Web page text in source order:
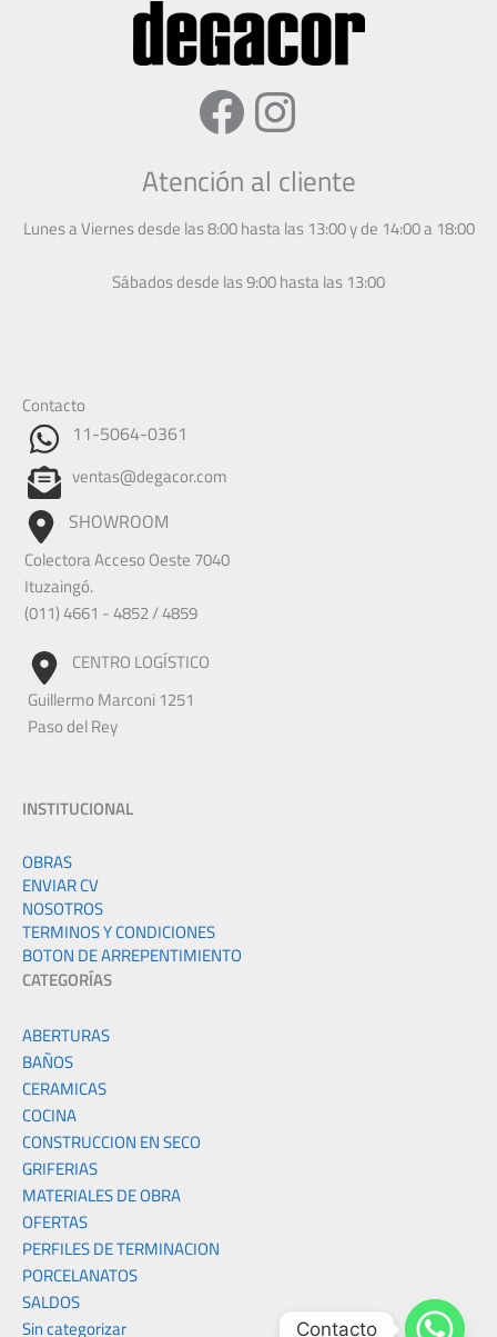
Facebook
Instagram
Atención al cliente
Lunes a Viernes desde las 8:00 hasta las 13:00 y de 14:00 a 18:00
Sábados desde las 9:00 hasta las 13:00
Contacto
11-5064-0361
ventas@degacor.com
SHOWROOM
Colectora Acceso Oeste 7040
Ituzaingó.
(011) 4661 - 4852 / 4859
CENTRO LOGÍSTICO
Guillermo Marconi 1251
Paso del Rey
INSTITUCIONAL
OBRAS
ENVIAR CV
NOSOTROS
TERMINOS Y CONDICIONES
BOTON DE ARREPENTIMIENTO
CATEGORÍAS
ABERTURAS
BAÑOS
CERAMICAS
COCINA
CONSTRUCCION EN SECO
GRIFERIAS
MATERIALES DE OBRA
OFERTAS
PERFILES DE TERMINACION
PORCELANATOS
SALDOS
Sin categorizar
Contacto